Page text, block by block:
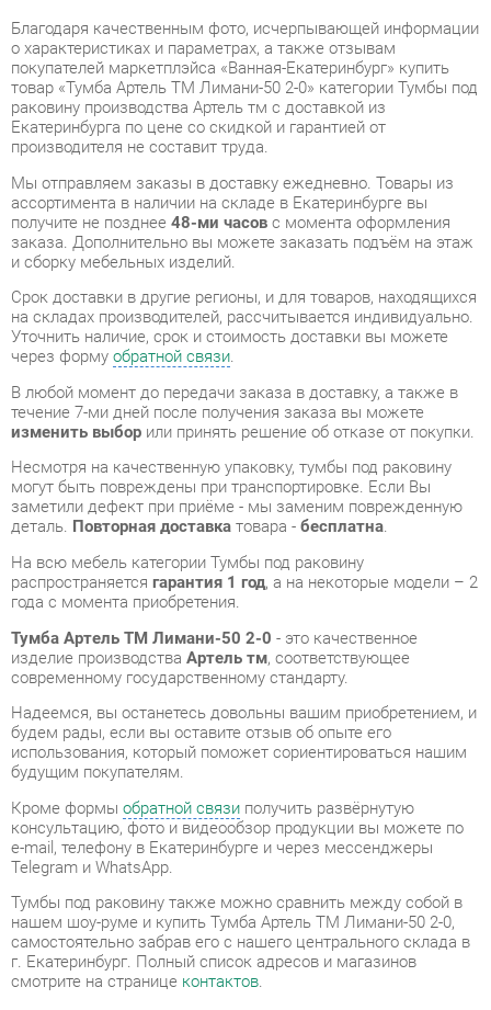
раковину производства Артель тм с доставкой из
Екатеринбурга по цене со скидкой и гарантией от
производителя не составит труда.
Мы отправляем заказы в доставку ежедневно. Товары из
ассортимента в наличии на складе в Екатеринбурге вы
получите не позднее48-ми часовс момента оформления
заказа. Дополнительно вы можете заказать подъём на этаж
и сборку мебельных изделий.
Срок доставки в другие регионы, и для товаров, находящихся
на складах производителей, рассчитывается индивидуально.
Уточнить наличие, срок и стоимость доставки вы можете
через формуобратной связи.
В любой момент до передачи заказа в доставку, а также в
течение 7-ми дней после получения заказа вы можете
изменить выборили принять решение об отказе от покупки.
Несмотря на качественную упаковку, тумбы под раковину
могут быть повреждены при транспортировке. Если Вы
заметили дефект при приёме - мы заменим поврежденную
деталь.Повторная доставкатовара -бесплатна.
На всю мебель категории Тумбы под раковину
распространяетсягарантия 1 год, а на некоторые модели – 2
года с момента приобретения.
Тумба Артель ТМ Лимани-50 2-0- это качественное
изделие производства
Артель тм
современному государственному стандарту.
Надеемся, вы останетесь довольны вашим приобретением, и
использования, который поможет сориентироваться нашим
будущим покупателям.
консультацию, фото и видеообзор продукции вы можете по
e-mail, телефону в Екатеринбурге и через мессенджеры
Telegram и WhatsApp.
нашем шоу-руме и купить Тумба Артель ТМ Лимани-50 2-0,
самостоятельно забрав его с нашего центрального склада в
г. Екатеринбург. Полный список адресов и магазинов
смотрите на странице
Материал Мдф
Цвет
Белый
Ширина, мм